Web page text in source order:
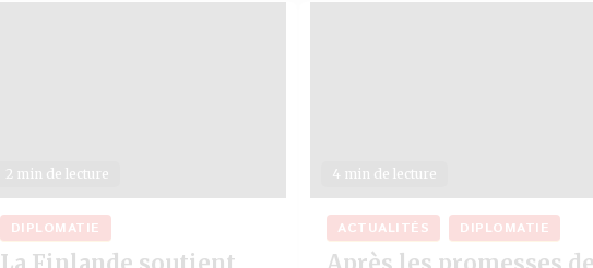
2 min de lecture
DIPLOMATIE
4 min de lecture
ACTUALITÉS DIPLOMATIE